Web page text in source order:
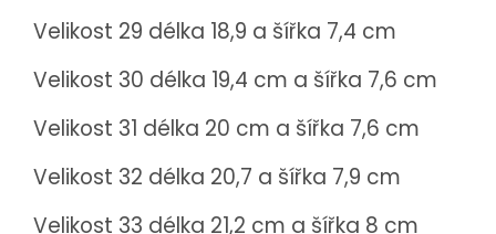
Velikost 29 délka 18,9 a šířka 7,4 cm
Velikost 30 délka 19,4 cm a šířka 7,6 cm
Velikost 31 délka 20 cm a šířka 7,6 cm
Velikost 32 délka 20,7 a šířka 7,9 cm
Velikost 33 délka 21,2 cm a šířka 8 cm